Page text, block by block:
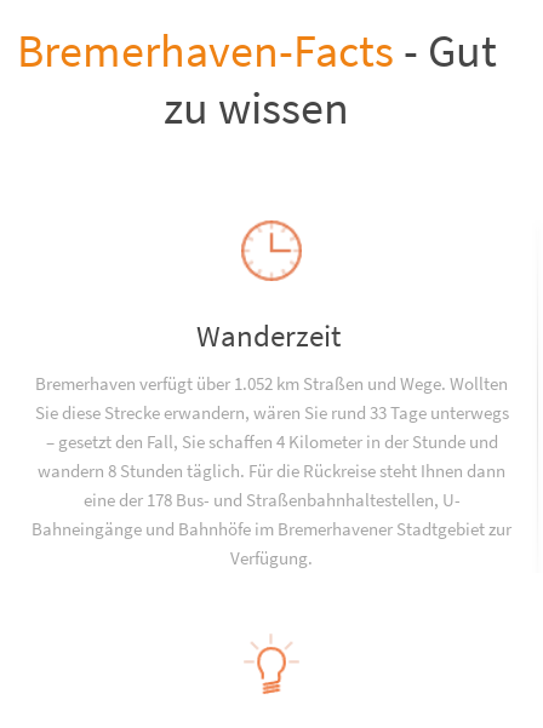
Bremerhaven-Facts - Gut
zu wissen
Wanderzeit
Bremerhaven verfügt über 1.052 km Straßen und Wege. Wollten
Sie diese Strecke erwandern, wären Sie rund 33 Tage unterwegs
– gesetzt den Fall, Sie schaffen 4 Kilometer in der Stunde und
wandern 8 Stunden täglich. Für die Rückreise steht Ihnen dann
eine der 178 Bus- und Straßenbahnhaltestellen, U-
Bahneingänge und Bahnhöfe im Bremerhavener Stadtgebiet zur
Verfügung.